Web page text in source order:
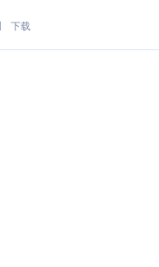
| 下载